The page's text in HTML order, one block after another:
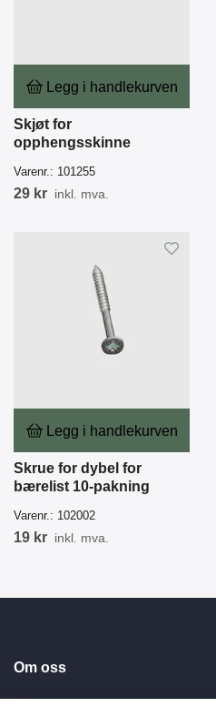
Legg i handlekurven
Skjøt for
opphengsskinne
Varenr.: 101255
29 kr inkl. mva.
Legg i handlekurven
Skrue for dybel for
bærelist 10-pakning
Varenr.: 102002
19 kr inkl. mva.
Om oss